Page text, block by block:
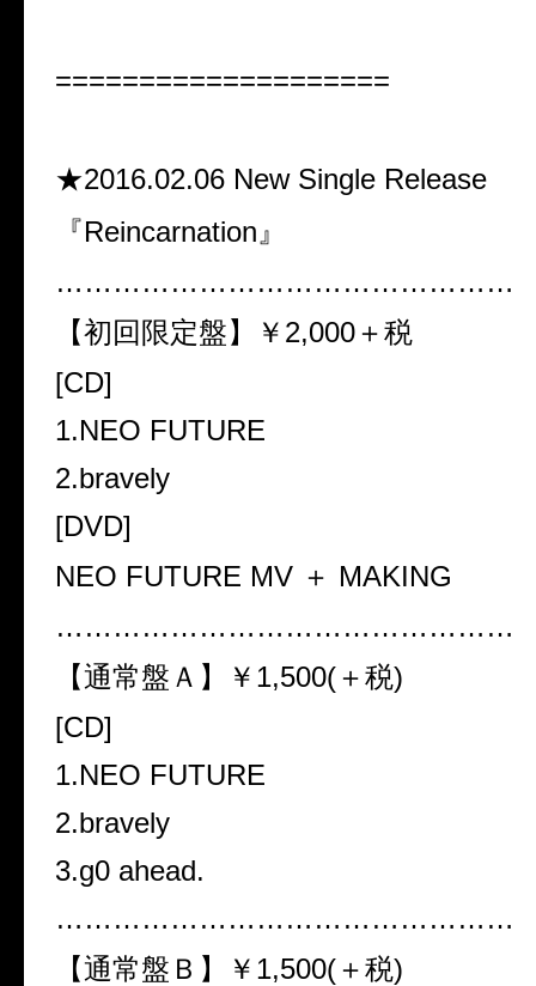
====================
★2016.02.06 New Single Release
『Reincarnation』
…………………………………………
【初回限定盤】￥2,000＋税
[CD]
1.NEO FUTURE
2.bravely
[DVD]
NEO FUTURE MV ＋ MAKING
…………………………………………
【通常盤Ａ】￥1,500(＋税)
[CD]
1.NEO FUTURE
2.bravely
3.g0 ahead.
…………………………………………
【通常盤Ｂ】￥1,500(＋税)